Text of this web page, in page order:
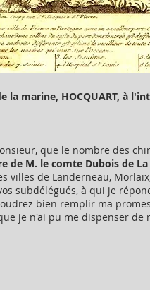
marine, HOCQUART, à
que le nombre des
de M. le comte Dubois de
villes de Landerneau,
subdélégués, à qui je
bien remplir ma
je n'ai pu me dispenser